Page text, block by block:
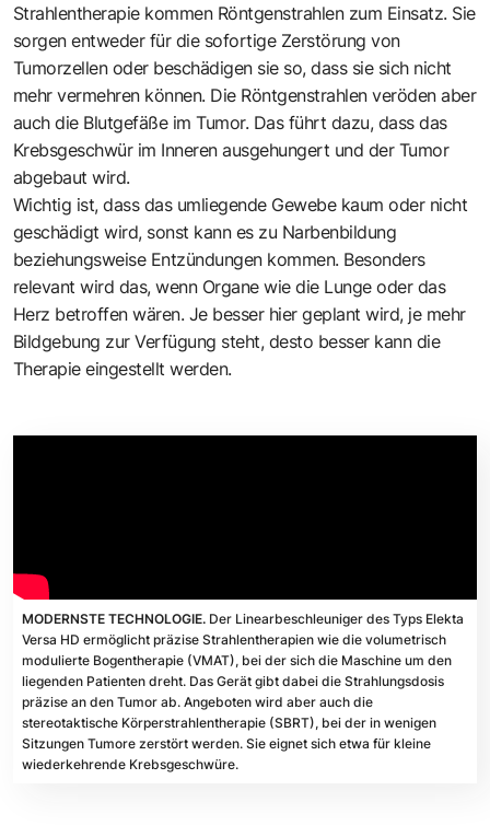
Strahlentherapie kommen Röntgenstrahlen zum Einsatz. Sie
sorgen entweder für die sofortige Zerstörung von
Tumorzellen oder beschädigen sie so, dass sie sich nicht
mehr vermehren können. Die Röntgenstrahlen veröden aber
auch die Blutgefäße im Tumor. Das führt dazu, dass das
Krebsgeschwür im Inneren ausgehungert und der Tumor
abgebaut wird.
Wichtig ist, dass das umliegende Gewebe kaum oder nicht
geschädigt wird, sonst kann es zu Narbenbildung
beziehungsweise Entzündungen kommen. Besonders
relevant wird das, wenn Organe wie die Lunge oder das
Herz betroffen wären. Je besser hier geplant wird, je mehr
Bildgebung zur Verfügung steht, desto besser kann die
Therapie eingestellt werden.
MODERNSTE TECHNOLOGIE. Der Linearbeschleuniger des Typs Elekta
Versa HD ermöglicht präzise Strahlentherapien wie die volumetrisch
modulierte Bogentherapie (VMAT), bei der sich die Maschine um den
liegenden Patienten dreht. Das Gerät gibt dabei die Strahlungsdosis
präzise an den Tumor ab. Angeboten wird aber auch die
stereotaktische Körperstrahlentherapie (SBRT), bei der in wenigen
Sitzungen Tumore zerstört werden. Sie eignet sich etwa für kleine
wiederkehrende Krebsgeschwüre.